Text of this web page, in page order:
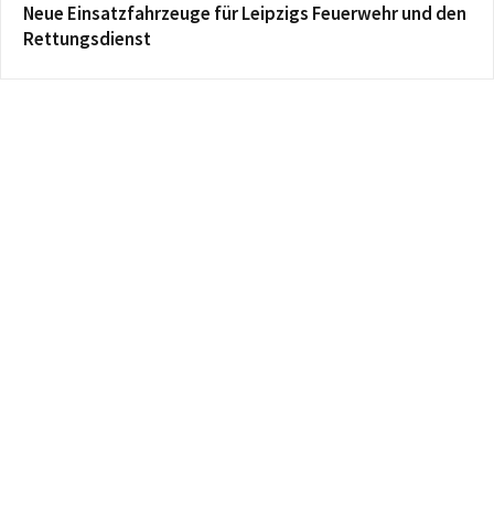
Neue Einsatzfahrzeuge für Leipzigs Feuerwehr und den
Rettungsdienst